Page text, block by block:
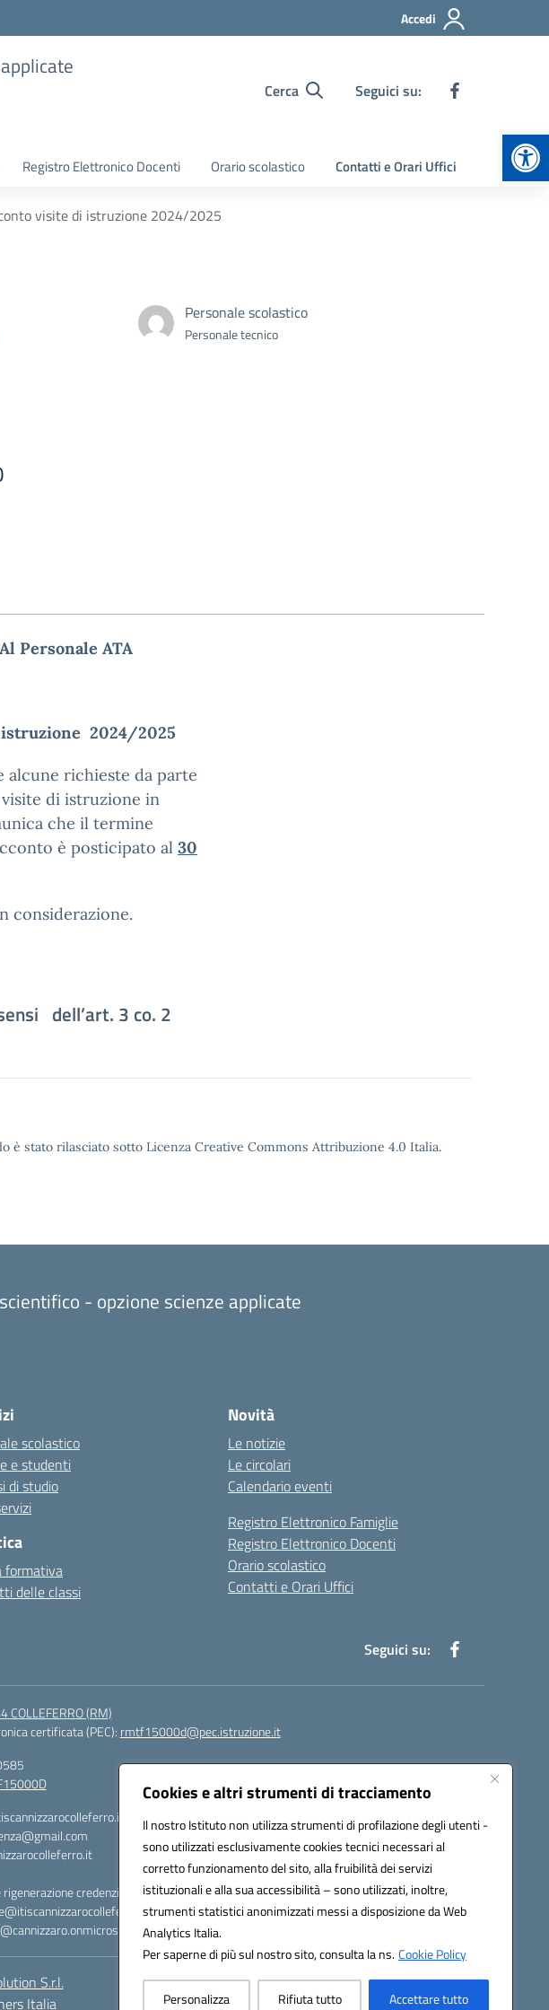
Cookies e altri strumenti di tracciamento
Il nostro Istituto non utilizza strumenti di profilazione degli utenti -
sono utilizzati esclusivamente cookies tecnici necessari al
corretto funzionamento del sito, alla fruibilità dei servizi
istituzionali e alla sua accessibilità – sono utilizzati, inoltre,
strumenti statistici anonimizzati messi a disposizione da Web
Analytics Italia.
Per saperne di più sul nostro sito, consulta la ns.Cookie Policy
Personalizza Rifiuta tutto Accettare tutto
Accedi
Cerca Seguici su:
Registro Elettronico Docenti Orario scolastico Contatti e Orari Uffici
visite di istruzione 2024/2025
Personale scolastico
Personale tecnico
Al Personale ATA
istruzione 2024/2025
alcune richieste da parte
di istruzione in
che il termine
è posticipato al 30
considerazione.
dell’art. 3 co. 2
è stato rilasciato sotto Licenza Creative Commons Attribuzione 4.0 Italia.
- opzione scienze applicate
scolastico
e studenti
di studio
formativa
delle classi
Novità
Le notizie
Le circolari
Calendario eventi
Registro Elettronico Famiglie
Registro Elettronico Docenti
Orario scolastico
Contatti e Orari Uffici
Seguici su:
(RM)
certificata (PEC): rmtf15000d@pec.istruzione.it
credenziali)
S.r.l.
Italia